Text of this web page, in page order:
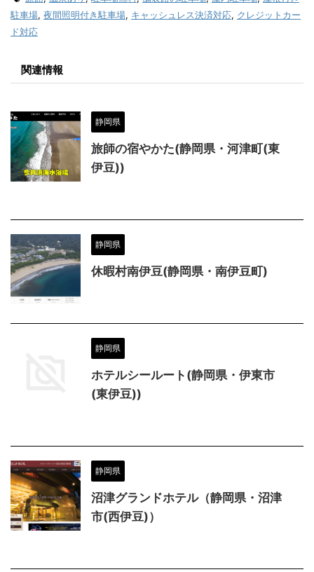
駐車場, 夜間照明付き駐車場, キャッシュレス決済対応, クレジットカー
ド対応
関連情報
静岡県
旅師の宿やかた(静岡県・河津町(東
伊豆))
静岡県
休暇村南伊豆(静岡県・南伊豆町)
静岡県
ホテルシールート(静岡県・伊東市
(東伊豆))
静岡県
沼津グランドホテル（静岡県・沼津
市(西伊豆)）